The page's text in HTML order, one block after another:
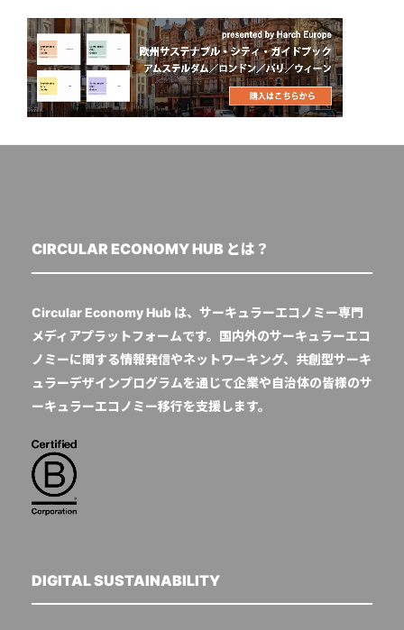
CIRCULAR ECONOMY HUB とは？
Circular Economy Hub は、サーキュラーエコノミー専門
メディアプラットフォームです。国内外のサーキュラーエコ
ノミーに関する情報発信やネットワーキング、共創型サーキ
ュラーデザインプログラムを通じて企業や自治体の皆様のサ
ーキュラーエコノミー移行を支援します。
DIGITAL SUSTAINABILITY